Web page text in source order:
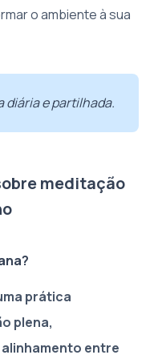
o ambiente à sua
diária e partilhada.
meditação
prática
plena,
entre